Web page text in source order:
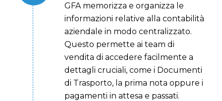
GFA memorizza e organizza le
informazioni relative alla contabilità
aziendale in modo centralizzato.
Questo permette ai team di
vendita di accedere facilmente a
dettagli cruciali, come i Documenti
di Trasporto, la prima nota oppure i
pagamenti in attesa e passati.